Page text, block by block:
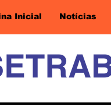
Inicial Notícias